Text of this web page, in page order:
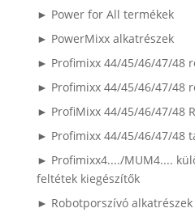
► Power for All termékek
► PowerMixx alkatrészek
► Profimixx 44/45/46/47/48
► Profimixx 44/45/46/47/48
► ProfiMixx 44/45/46/47/48
► Profimixx 44/45/46/47/48
► Profimixx4..../MUM4....
feltétek kiegészítők
► Robotporszívó alkatrészek